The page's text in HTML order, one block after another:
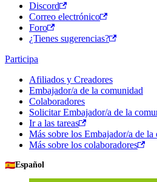
Discord
Correo electrónico
Foro
¿Tienes sugerencias?
Participa
Afiliados y Creadores
Embajador/a de la comunidad
Colaboradores
Solicitar Embajador/a de la
Ir a las tareas
Más sobre los Embajador/a de la
Más sobre los colaboradores
🇪🇸Español